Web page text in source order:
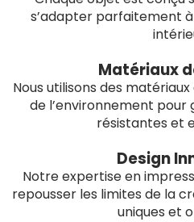
s’adapter parfaitement
Matériaux
Nous utilisons des
de l’environnement
résistantes et
Design
Notre expertise en
repousser les limites de la
uniques et